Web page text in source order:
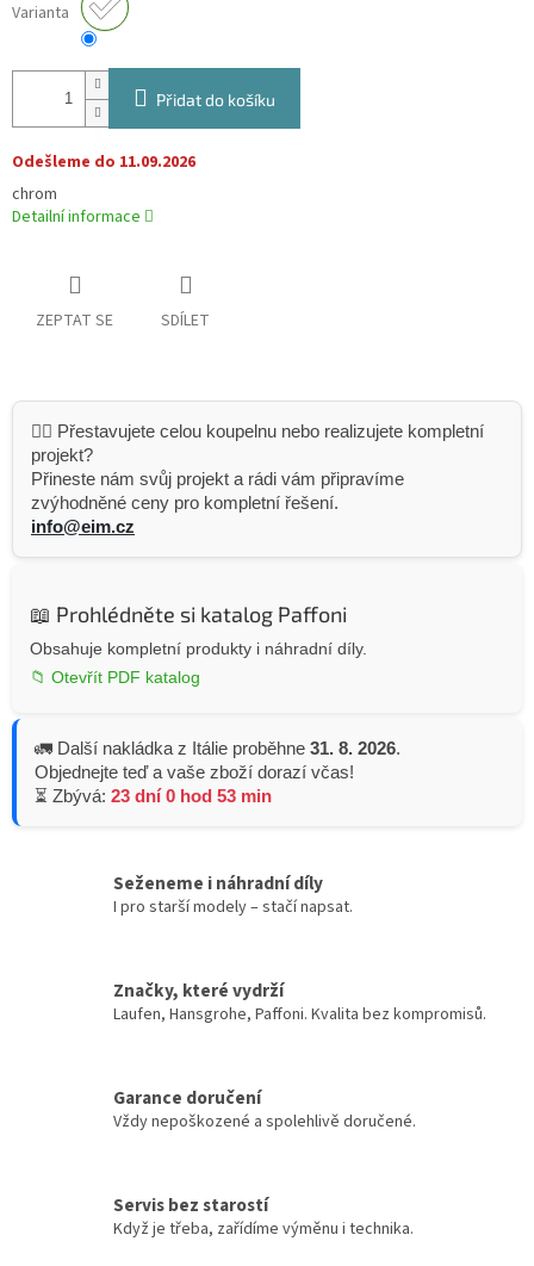
Varianta
Přidat do košíku
Odešleme do 11.09.2026
chrom
Detailní informace
ZEPTAT SE SDÍLET
👷‍♂️ Přestavujete celou koupelnu nebo realizujete kompletní
projekt?
Přineste nám svůj projekt a rádi vám připravíme
zvýhodněné ceny pro kompletní řešení.
info@eim.cz
📖 Prohlédněte si katalog Paffoni
Obsahuje kompletní produkty i náhradní díly.
📁 Otevřít PDF katalog
🚛 Další nakládka z Itálie proběhne 31. 8. 2026.
Objednejte teď a vaše zboží dorazí včas!
⏳ Zbývá: 23 dní 0 hod 53 min
Seženeme i náhradní díly
I pro starší modely – stačí napsat.
Značky, které vydrží
Laufen, Hansgrohe, Paffoni. Kvalita bez kompromisů.
Garance doručení
Vždy nepoškozené a spolehlivě doručené.
Servis bez starostí
Když je třeba, zařídíme výměnu i technika.